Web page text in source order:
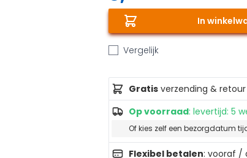
In
Vergelijk
Gratisverzending & retour
Op voorraad: levertijd: 5
Of kies zelf een bezorgdatum
Flexibel betalen: vooraf /